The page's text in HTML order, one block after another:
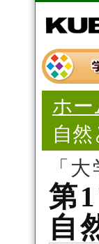
ホー
自
「
第
自